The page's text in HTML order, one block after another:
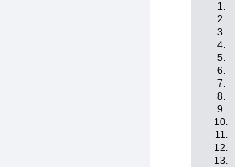
1.
2.
3.
4.
5.
6.
7.
8.
9.
10.
11.
12.
13.